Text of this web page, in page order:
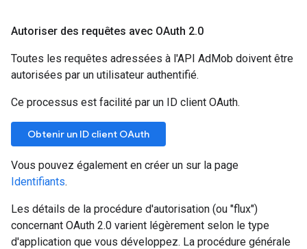
Autoriser des requêtes avec OAuth 2.0
Toutes les requêtes adressées à l'API AdMob doivent être
autorisées par un utilisateur authentifié.
Ce processus est facilité par un ID client OAuth.
Obtenir un ID client OAuth
Vous pouvez également en créer un sur la page
Identifiants.
Les détails de la procédure d'autorisation (ou "flux")
concernant OAuth 2.0 varient légèrement selon le type
d'application que vous développez. La procédure générale